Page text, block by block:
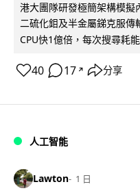
港大團隊研發極簡架構模擬
二硫化鉬及半金屬銻克服傳
CPU快1億倍，每次搜尋耗
40 17 ↗ 分享
人工智能
Lawton 1 日